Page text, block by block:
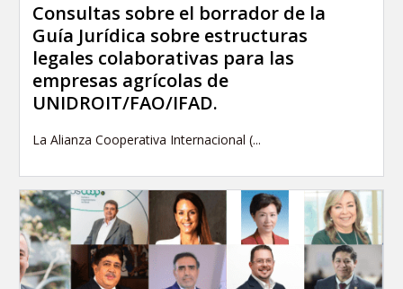
Consultas sobre el borrador de la
Guía Jurídica sobre estructuras
legales colaborativas para las
empresas agrícolas de
UNIDROIT/FAO/IFAD.
La Alianza Cooperativa Internacional (...